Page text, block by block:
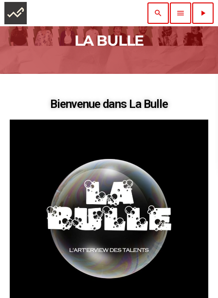
search menu play_arrow
LA BULLE
Bienvenue dans La Bulle